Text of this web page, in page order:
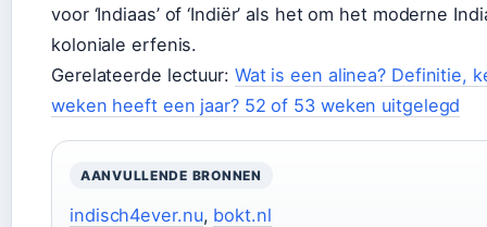
voor ‘Indiaas’ of ‘Indiër’ als het om het moderne
koloniale erfenis.
Gerelateerde lectuur: Wat is een alinea? Definitie,
weken heeft een jaar? 52 of 53 weken uitgelegd
AANVULLENDE BRONNEN
indisch4ever.nu, bokt.nl